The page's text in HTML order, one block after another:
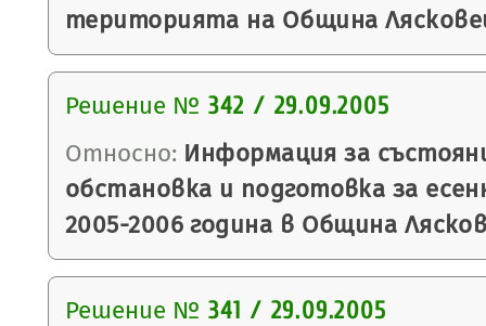
територията на Община
Решение № 342 / 29.09.2005
Относно: Информация за
обстановка и подготовка за
2005-2006 година в Община
Решение № 341 / 29.09.2005